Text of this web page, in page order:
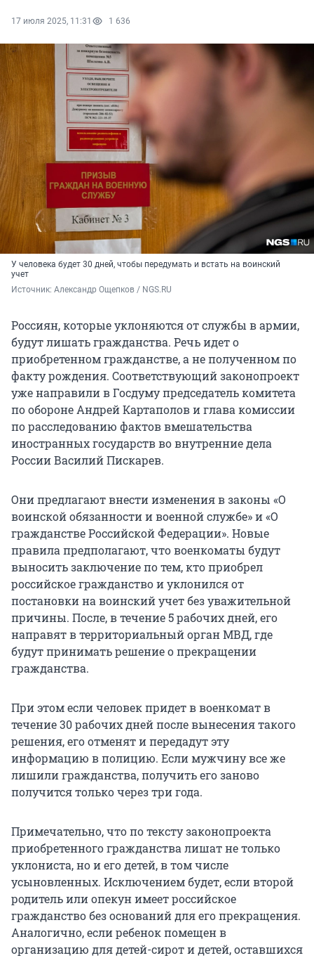
17 июля 2025, 11:31 1 636
У человека будет 30 дней, чтобы передумать и встать на воинский
учет
Источник: Александр Ощепков / NGS.RU
Россиян, которые уклоняются от службы в армии,
будут лишать гражданства. Речь идет о
приобретенном гражданстве, а не полученном по
факту рождения. Соответствующий законопроект
уже направили в Госдуму председатель комитета
по обороне Андрей Картаполов и глава комиссии
по расследованию фактов вмешательства
иностранных государств во внутренние дела
России Василий Пискарев.
Они предлагают внести изменения в законы «О
воинской обязанности и военной службе» и «О
гражданстве Российской Федерации». Новые
правила предполагают, что военкоматы будут
выносить заключение по тем, кто приобрел
российское гражданство и уклонился от
постановки на воинский учет без уважительной
причины. После, в течение 5 рабочих дней, его
направят в территориальный орган МВД, где
будут принимать решение о прекращении
гражданства.
При этом если человек придет в военкомат в
течение 30 рабочих дней после вынесения такого
решения, его отменят и передадут эту
информацию в полицию. Если мужчину все же
лишили гражданства, получить его заново
получится только через три года.
Примечательно, что по тексту законопроекта
приобретенного гражданства лишат не только
уклониста, но и его детей, в том числе
усыновленных. Исключением будет, если второй
родитель или опекун имеет российское
гражданство без оснований для его прекращения.
Аналогично, если ребенок помещен в
организацию для детей-сирот и детей, оставшихся